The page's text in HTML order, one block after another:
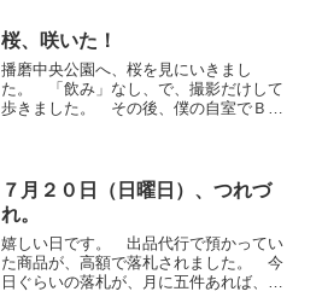
桜、咲いた！
播磨中央公園へ、桜を見にいきまし
た。 「飲み」なし、で、撮影だけして
歩きました。 その後、僕の自室でＢさ
まで出くわしたことがない） ...
７月２０日（日曜日）、つれづ
れ。
嬉しい日です。 出品代行で預かってい
た商品が、高額で落札されました。 今
日ぐらいの落札が、月に五件あれば、生